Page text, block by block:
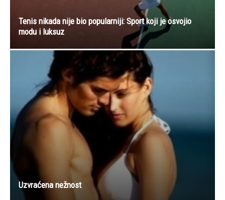
Tenis nikada nije bio popularniji: Sport koji je osvojio
modu i luksuz
Uzvraćena nežnost